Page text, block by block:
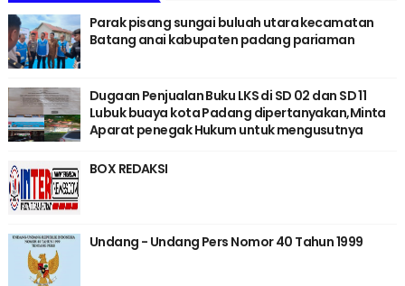
Parak pisang sungai buluah utara kecamatan
Batang anai kabupaten padang pariaman
Dugaan Penjualan Buku LKS di SD 02 dan SD 11
Lubuk buaya kota Padang dipertanyakan,Minta
Aparat penegak Hukum untuk mengusutnya
BOX REDAKSI
Undang - Undang Pers Nomor 40 Tahun 1999